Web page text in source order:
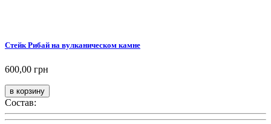
Стейк Рибай на вулканическом камне
600,00 грн
Состав: